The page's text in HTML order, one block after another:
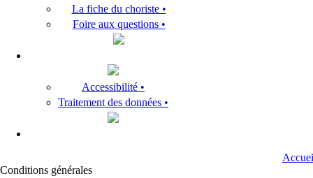
La fiche du choriste •
Foire aux questions •
Accessibilité •
Traitement des données •
Conditions générales